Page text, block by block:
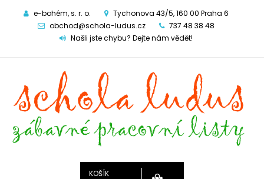
e-bohém, s. r. o.
Tychonova 43/5, 160 00 Praha 6
obchod@schola-ludus.cz
737 48 38 48
Našli jste chybu? Dejte nám vědět!
KOŠÍK